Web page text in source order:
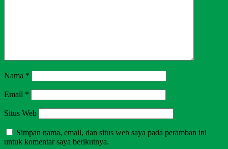
Nama *
Email *
Situs Web
Simpan nama, email, dan situs web saya pada peramban ini
untuk komentar saya berikutnya.